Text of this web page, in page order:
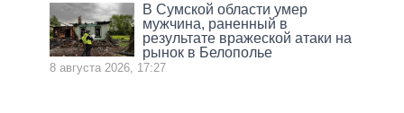
В Сумской области умер
мужчина, раненный в
результате вражеской атаки на
рынок в Белополье
8 августа 2026, 17:27